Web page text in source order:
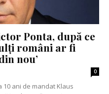
Ponta, după ce
români ar fi
nou’
0
10 ani de mandat Klaus